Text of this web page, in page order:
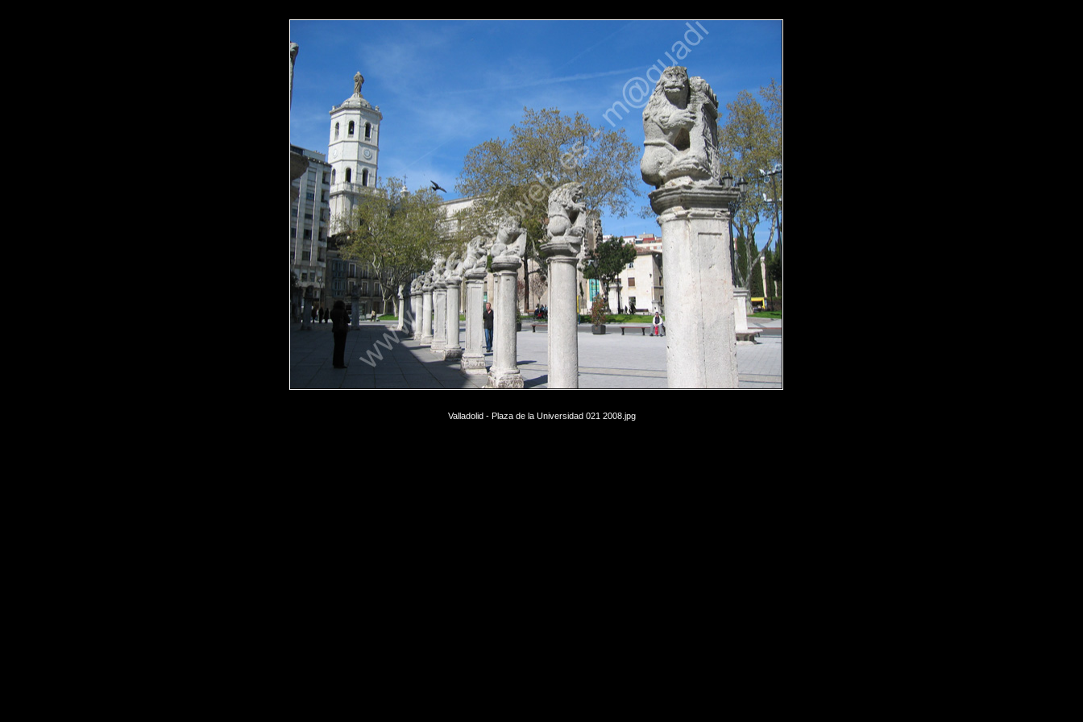
Valladolid - Plaza de la Universidad 021 2008.jpg